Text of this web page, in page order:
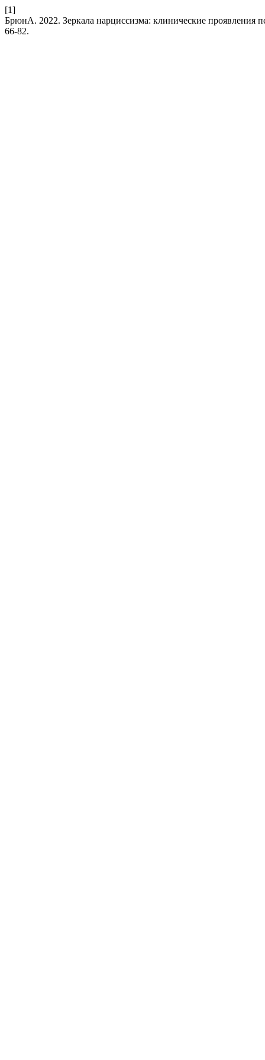
[1]
БрюнА. 2022. Зеркала нарциссизма: клинические проявления
66-82.